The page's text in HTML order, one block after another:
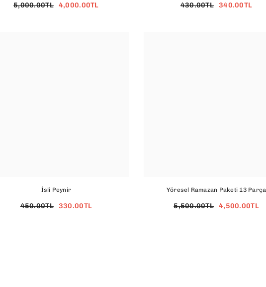
5,000.00TL 4,000.00TL 430.00TL 340.00TL
İsli Peynir
450.00TL 330.00TL
Yöresel Ramazan Paketi 13 Parça
5,500.00TL 4,500.00TL